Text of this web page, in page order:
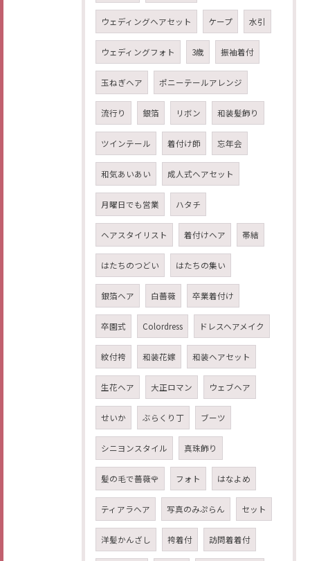
ウェディングヘアセット ケープ 水引
ウェディングフォト 3歳 振袖着付
玉ねぎヘア ポニーテールアレンジ
流行り 銀箔 リボン 和装髪飾り
ツインテール 着付け師 忘年会
和気あいあい 成人式ヘアセット
月曜日でも営業 ハタチ
ヘアスタイリスト 着付けヘア 帯結
はたちのつどい はたちの集い
銀箔ヘア 白薔薇 卒業着付け
卒園式 Colordress ドレスヘアメイク
紋付袴 和装花嫁 和装ヘアセット
生花ヘア 大正ロマン ウェブヘア
せいか ぶらくり丁 ブーツ
シニヨンスタイル 真珠飾り
髪の毛で薔薇🌹 フォト はなよめ
ティアラヘア 写真のみぷらん セット
洋髪かんざし 袴着付 訪問着着付